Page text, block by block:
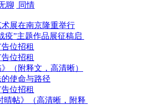
聊 同情
展在南京隆重举行
疫”主题作品展征稿启
位招租
位招租
（附释文，高清晰）
使命与路径
位招租
晴帖》（高清晰，附释